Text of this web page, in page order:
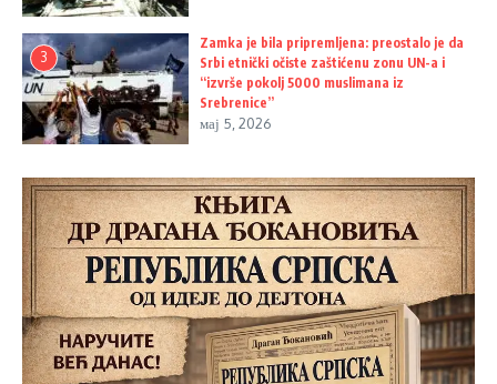
3
Zamka je bila pripremljena: preostalo je da
Srbi etnički očiste zaštićenu zonu UN-a i
“izvrše pokolj 5000 muslimana iz
Srebrenice”
мај 5, 2026